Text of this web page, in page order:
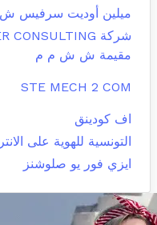
ميلين أوديت سرفيس
مقيمة ش ش م م
STE MECH 2 COM
اف كودينق
التونسية للهوية على
ايزي فور يو صلوشنز